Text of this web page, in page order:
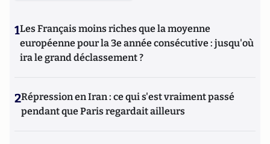
1Les Français moins riches que la moyenne
européenne pour la 3e année consécutive : jusqu'où
ira le grand déclassement ?
2Répression en Iran : ce qui s'est vraiment passé
pendant que Paris regardait ailleurs